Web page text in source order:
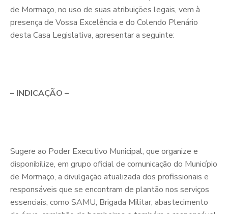
de Mormaço, no uso de suas atribuições legais, vem à
presença de Vossa Excelência e do Colendo Plenário
desta Casa Legislativa, apresentar a seguinte:
– INDICAÇÃO –
Sugere ao Poder Executivo Municipal, que organize e
disponibilize, em grupo oficial de comunicação do Município
de Mormaço, a divulgação atualizada dos profissionais e
responsáveis que se encontram de plantão nos serviços
essenciais, como SAMU, Brigada Militar, abastecimento